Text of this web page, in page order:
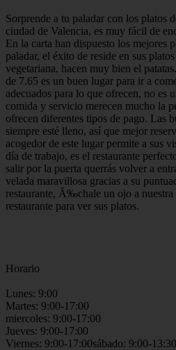
Sorprende a tu paladar con los platos
ciudad de Valencia, es muy fácil de
En la carta han dispuesto los mejores
paladar, el éxito de reside en sus
vegetariana, hacen muy bien el
de 7.65 es un buen lugar para ir a
adecuados para lo que ofrecen, no es
comida y servicio merecen mucho la
ofrecen diferentes tipos de pago. Las
siempre esté lleno, así que mejor
acogedor de este lugar permite a sus
día de trabajo, es el restaurante
salir por la puerta querrás volver a
velada maravillosa gracias a su
restaurante, Ã‰chale un ojo a nuestra
restaurante para ver sus platos.
Horario
Lunes: 9:00
Martes: 9:00-17:00
miercoles: 9:00-17:00
Jueves: 9:00-17:00
Viernes: 9:00-17:00sábado: 9:00-